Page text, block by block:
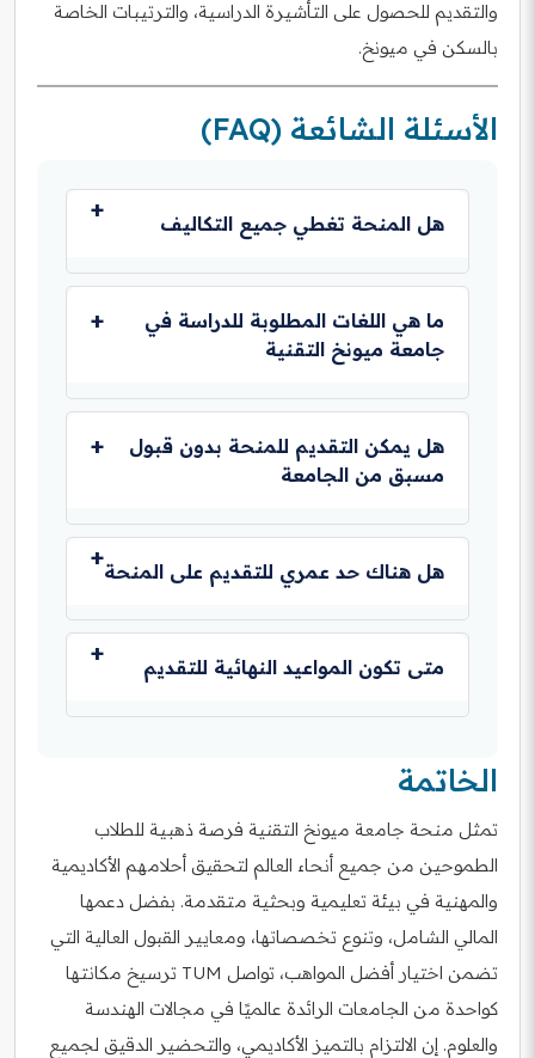
والتقديم للحصول على التأشيرة الدراسية، والترتيبات الخاصة
بالسكن في ميونخ.
الأسئلة الشائعة (FAQ)
هل المنحة تغطي جميع التكاليف
المنحة توفر دعمًا ماليًا شاملاً يغطي غالبًا الرسوم
الدراسية وتكاليف المعيشة، وقد تشمل بعض المزايا
الإضافية مثل تكاليف السفر والتأشيرة في بعض
ما هي اللغات المطلوبة للدراسة في
جامعة ميونخ التقنية
اللغات المطلوبة هي الألمانية أو الإنجليزية، وذلك يعتمد
على البرنامج الدراسي المختار. يجب تقديم إثبات إتقان
اللغة المعنية بمستوى B2 فأعلى.
هل يمكن التقديم للمنحة بدون قبول
مسبق من الجامعة
في معظم الحالات، يتطلب التقديم للمنحة الحصول
على قبول رسمي في أحد البرامج الأكاديمية بجامعة
ميونخ التقنية أولًا، ثم يتم تقديم طلب المنحة بعد ذلك.
هل هناك حد عمري للتقديم على المنحة
لا توجد عادةً قيود عمرية صارمة للتقديم على منح
جامعة ميونخ التقنية، ولكن يتم التركيز على التحصيل
متى تكون المواعيد النهائية للتقديم
لجامعة ميونخ التقنية للتحقق من المواعيد المحددة
الخاتمة
تمثل منحة جامعة ميونخ التقنية فرصة ذهبية للطلاب
الطموحين من جميع أنحاء العالم لتحقيق أحلامهم الأكاديمية
والمهنية في بيئة تعليمية وبحثية متقدمة. بفضل دعمها
المالي الشامل، وتنوع تخصصاتها، ومعايير القبول العالية التي
تضمن اختيار أفضل المواهب، تواصل TUM ترسيخ مكانتها
كواحدة من الجامعات الرائدة عالميًا في مجالات الهندسة
والعلوم. إن الالتزام بالتميز الأكاديمي، والتحضير الدقيق لجميع